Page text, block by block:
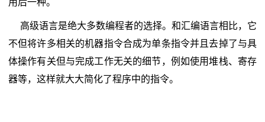
用后一种。
高级语言是绝大多数编程者的选择。和汇编语言相比，它
不但将许多相关的机器指令合成为单条指令并且去掉了与具
体操作有关但与完成工作无关的细节，例如使用堆栈、寄存
器等，这样就大大简化了程序中的指令。